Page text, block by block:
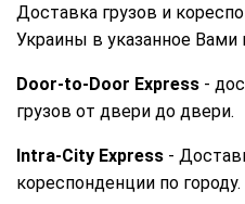
Доставка грузов и
Украины в указанное Вами
Door-to-Door Express -
грузов от двери до двери.
Intra-City Express -
кореспонденции по городу.